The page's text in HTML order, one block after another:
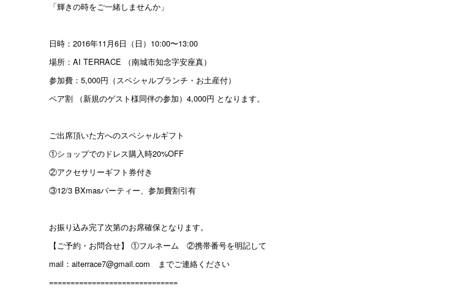
「輝きの時をご一緒しませんか」
日時：2016年11月6日（日）10:00〜13:00
場所：AI TERRACE （南城市知念字安座真）
参加費：5,000円（スペシャルブランチ・お土産付）
ペア割 （新規のゲスト様同伴の参加）4,000円 となります。
ご出席頂いた方へのスペシャルギフト
①ショップでのドレス購入時20%OFF
②アクセサリーギフト券付き
③12/3 BXmasパーティー、参加費割引有
お振り込み完了次第のお席確保となります。
【ご予約・お問合せ】 ①フルネーム ②携帯番号を明記して
mail：aiterrace7@gmail.com までご連絡ください
==============================